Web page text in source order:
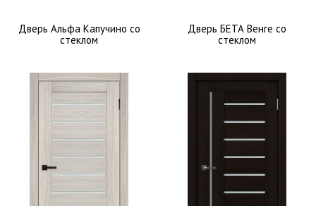
Дверь Альфа Капучино со
стеклом
Дверь БЕТА Венге со
стеклом